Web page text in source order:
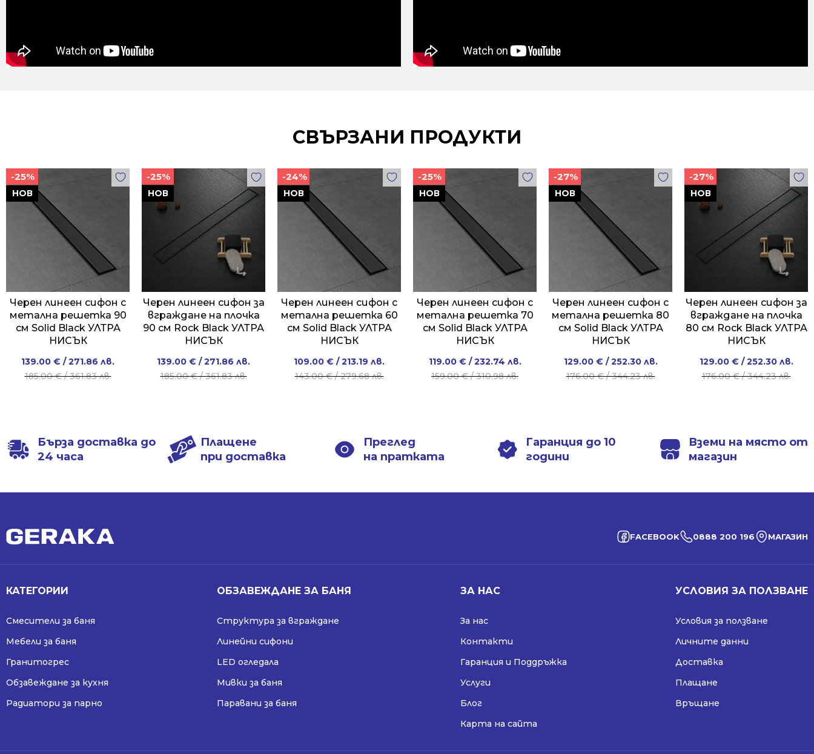
СВЪРЗАНИ ПРОДУКТИ
НОВ
-25%
Черен линеен сифон с
метална решетка 90
см Solid Black УЛТРА
НИСЪК
185.00€/ 361.83 лв.
Original
price
139.00 € / 271.86 лв.
Current
price
НОВ
-25%
Черен линеен сифон за
вграждане на плочка
90 см Rock Black УЛТРА
НИСЪК
185.00€/ 361.83 лв.
Original
price
139.00 € / 271.86 лв.
Current
price
НОВ
-24%
Черен линеен сифон с
метална решетка 60
см Solid Black УЛТРА
НИСЪК
143.00€/ 279.68 лв.
Original
price
109.00 € / 213.19 лв.
Current
price
НОВ
-25%
Черен линеен сифон с
метална решетка 70
см Solid Black УЛТРА
НИСЪК
159.00€/ 310.98 лв.
Original
price
119.00 € / 232.74 лв.
Current
price
НОВ
-27%
Черен линеен сифон с
метална решетка 80
см Solid Black УЛТРА
НИСЪК
176.00€/ 344.23 лв.
Original
price
129.00 € / 252.30 лв.
Current
price
НОВ
-27%
Черен линеен сифон за
вграждане на плочка
80 см Rock Black УЛТРА
НИСЪК
176.00€/ 344.23 лв.
Original
price
129.00 € / 252.30 лв.
Current
price
Бърза доставка до
24 часа
Плащене
при доставка
Преглед
на пратката
Гаранция до 10
години
Вземи на място от
магазин
FACEBOOK 0888 200 196 МАГАЗИН
КАТЕГОРИИ
Смесители за баня
Мебели за баня
Гранитогрес
Обзавеждане за кухня
Радиатори за парно
ОБЗАВЕЖДАНЕ ЗА БАНЯ
Структура за вграждане
Линейни сифони
LED огледала
Мивки за баня
Паравани за баня
ЗА НАС
За нас
Контакти
Гаранция и Поддръжка
Услуги
Блог
Карта на сайта
УСЛОВИЯ ЗА ПОЛЗВАНЕ
Условия за ползване
Личните данни
Доставка
Плащане
Връщане